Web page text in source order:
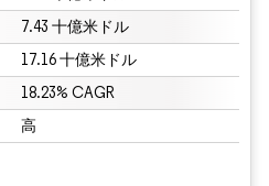
7.43 十億米ドル
17.16 十億米ドル
18.23% CAGR
高
用にはCC BY 4.0の表示が必要です。